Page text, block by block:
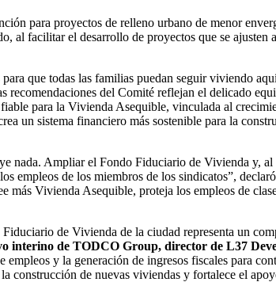
para proyectos de relleno urbano de menor
al facilitar el desarrollo de proyectos que se ajusten
que todas las familias puedan seguir viviendo
recomendaciones del Comité reflejan el delicado
para la Vivienda Asequible, vinculada al
un sistema financiero más sostenible para la
nada. Ampliar el Fondo Fiduciario de Vivienda y,
empleos de los miembros de los sindicatos”, declaró
más Vivienda Asequible, proteja los empleos de
de Vivienda de la ciudad representa un
interino de TODCO Group, director de L37
y la generación de ingresos fiscales para
construcción de nuevas viviendas y fortalece el